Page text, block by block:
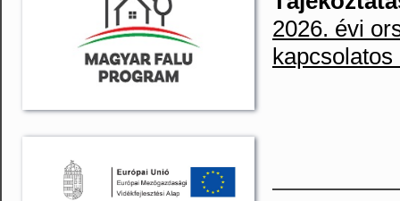
2026. évi